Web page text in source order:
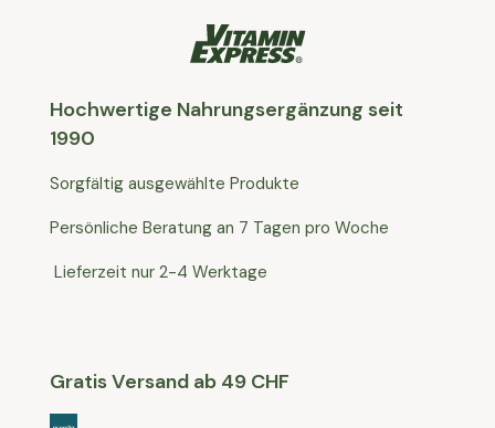
Hochwertige Nahrungsergänzung seit
1990
Sorgfältig ausgewählte Produkte
Persönliche Beratung an 7 Tagen pro Woche
Lieferzeit nur 2-4 Werktage
Gratis Versand ab 49 CHF